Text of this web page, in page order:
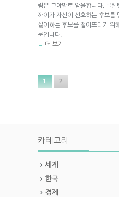
림은 그야말로 암울합니다. 클
까이가 자신이 선호하는 후보를
싫어하는 후보를 떨어뜨리기 위
문입니다.
→ 더 보기
1 2
카테고리
세계
한국
경제